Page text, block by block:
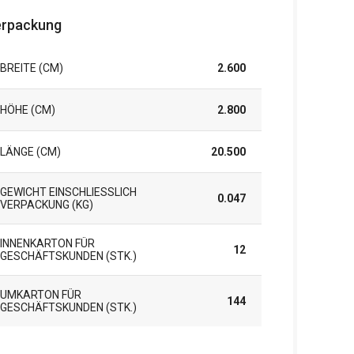
BREITE (CM) 2.600
HÖHE (CM) 2.800
LÄNGE (CM) 20.500
GEWICHT EINSCHLIESSLICH V
ERPACKUNG (KG)
0.047
INNENKARTON FÜR
GESCHÄFTSKUNDEN (STK.)
12
UMKARTON FÜR
GESCHÄFTSKUNDEN (STK.)
144